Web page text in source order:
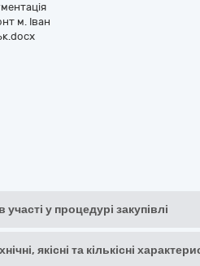
м. Іван
у процедурі закупівлі
якісні та кількісні